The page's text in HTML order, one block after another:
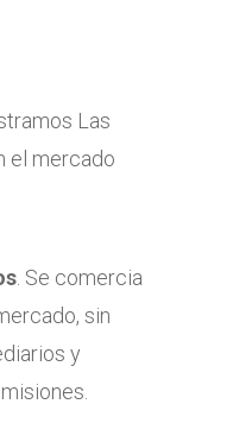
Las
el mercado
. Se comercia
sin
y